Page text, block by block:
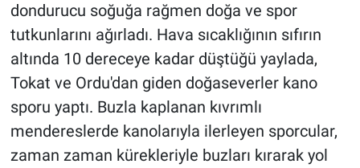
dondurucu soğuğa rağmen doğa ve spor
tutkunlarını ağırladı. Hava sıcaklığının sıfırın
altında 10 dereceye kadar düştüğü yaylada,
Tokat ve Ordu'dan giden doğaseverler kano
sporu yaptı. Buzla kaplanan kıvrımlı
mendereslerde kanolarıyla ilerleyen sporcular,
zaman zaman kürekleriyle buzları kırarak yol